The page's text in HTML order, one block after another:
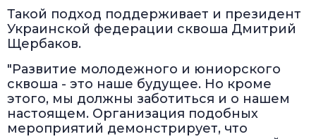
Такой подход поддерживает и президент
Украинской федерации сквоша Дмитрий
Щербаков.
"Развитие молодежного и юниорского
сквоша - это наше будущее. Но кроме
этого, мы должны заботиться и о нашем
настоящем. Организация подобных
мероприятий демонстрирует, что